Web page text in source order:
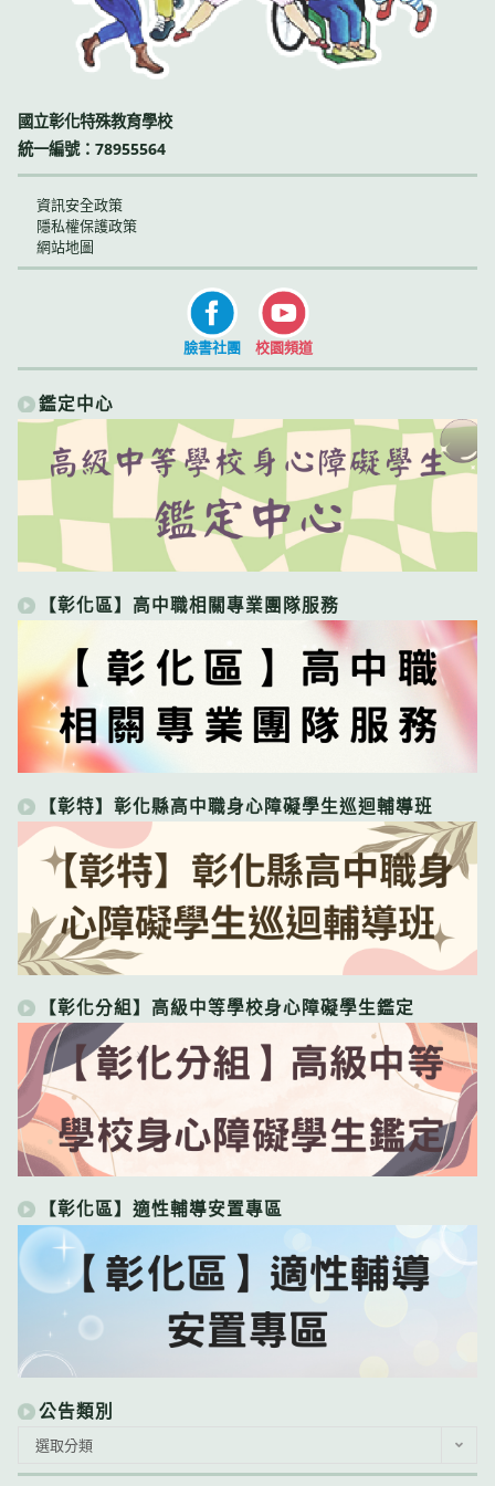
國立彰化特殊教育學校
統一編號：78955564
資訊安全政策
隱私權保護政策
網站地圖
臉書社團 校園頻道
鑑定中心
【彰化區】高中職相關專業團隊服務
【彰特】彰化縣高中職身心障礙學生巡迴輔導班
【彰化分組】高級中等學校身心障礙學生鑑定
【彰化區】適性輔導安置專區
公告類別
類
選取分類